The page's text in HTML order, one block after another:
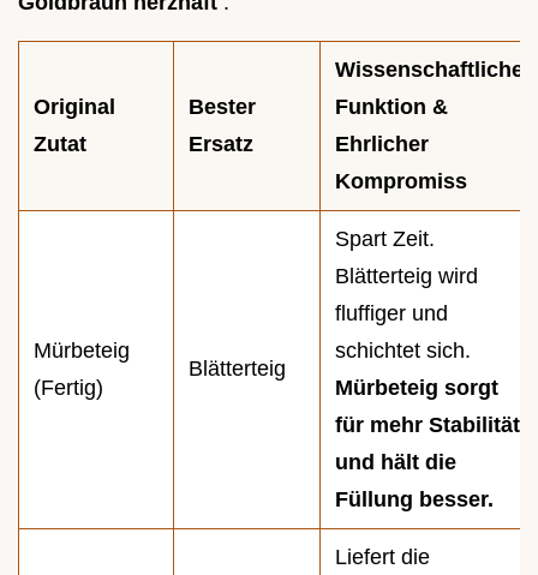
Original
Zutat
Bester
Ersatz
Wissenschaftliche
Funktion &
Ehrlicher
Kompromiss
Mürbeteig
(Fertig)
Blätterteig
Spart Zeit.
Blätterteig wird
fluffiger und
schichtet sich.
Mürbeteig sorgt
für mehr Stabilität
und hält die
Füllung besser.
Liefert die